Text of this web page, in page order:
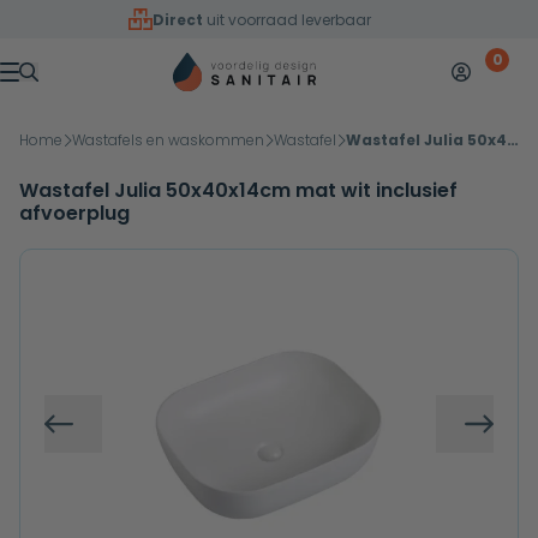
Overslaan naar inhoud
Direct uit voorraad leverbaar
Menu
Mijn 0
Home Wastafels en waskommen Wastafel Wastafel Julia 50x40x14cm mat wit inclusief afvoerplug
Wastafel Julia 50x40x14cm mat wit inclusief
afvoerplug
Vorige